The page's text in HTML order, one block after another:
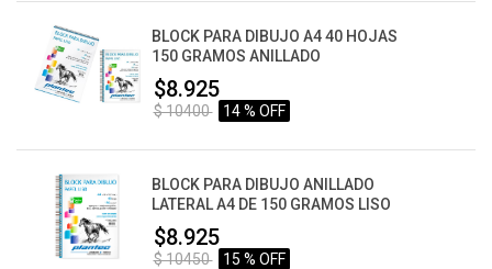
BLOCK PARA DIBUJO A4 40 HOJAS
150 GRAMOS ANILLADO
$8.925
$ 10400 14 % OFF
BLOCK PARA DIBUJO ANILLADO
LATERAL A4 DE 150 GRAMOS LISO
$8.925
$ 10450 15 % OFF